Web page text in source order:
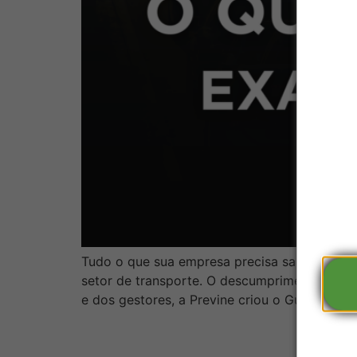
Tudo o que sua empresa precisa saber
setor de transporte. O descumprimento
e dos gestores, a Previne criou o Guia de